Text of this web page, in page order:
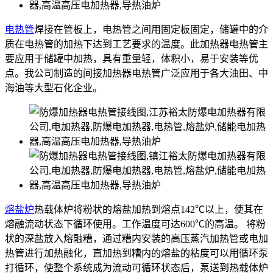
电热管焊接在管板上，电热管之间用固定板固定，储罐中的介
质在电热管的加热下达到工艺要求的温度。此加热器电热管主
要应用于储罐中加热，具有重量轻，体积小，易于安装等优
点。我公司制造的间接加热器电热管广泛应用于各大油田、中
海油等大型石化企业。
熔盐炉热载体炉将粉状的熔盐加热到熔点142℃以上，使其在
熔融流动状态下循环使用。工作温度可达600℃的高温。 将粉
状的深盐放入熔融糟，通过糟内安装的高压蒸汽加热管或电加
热管进行加热融化，直加热到糟内的熔盐的粘度可以用循环泵
打循环，使整个系统成为流动可循环状态后，泵送到热载体炉